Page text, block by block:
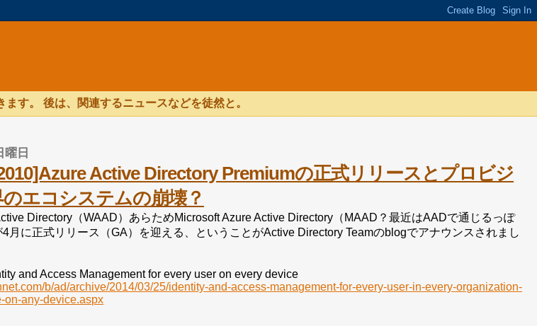
す。 後は、関連するニュースなどを徒然と。
曜日
Active Directory Premiumの正式リリースとプロビジ
エコシステムの崩壊？
Directory（WAAD）あらためMicrosoft Azure Active Directory（MAAD？最近はAADで通じるっぽ
月に正式リリース（GA）を迎える、ということがActive Directory Teamのblogでアナウンスされまし
and Access Management for every user on every device
b/ad/archive/2014/03/25/identity-and-access-management-for-every-user-in-every-organization-
on-any-device.aspx